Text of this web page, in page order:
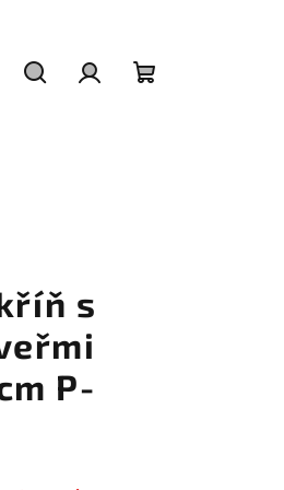
s
P-